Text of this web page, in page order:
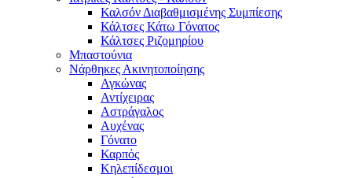
Καλσόν Διαβαθμισμένης Συμπίεσης
Κάλτσες Κάτω Γόνατος
Κάλτσες Ριζομηρίου
Μπαστούνια
Νάρθηκες Ακινητοποίησης
Αγκώνας
Αντίχειρας
Αστράγαλος
Αυχένας
Γόνατο
Καρπός
Κηλεπίδεσμοι